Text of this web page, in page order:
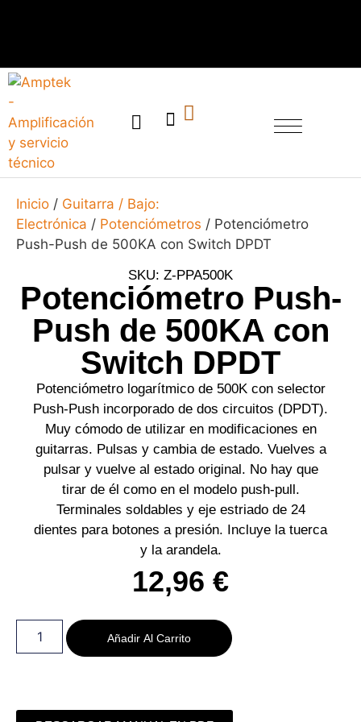
Inicio / Guitarra / Bajo:
Electrónica / Potenciómetros / Potenciómetro
Push-Push de 500KA con Switch DPDT
SKU: Z-PPA500K
Potenciómetro Push-
Push de 500KA con
Switch DPDT
Potenciómetro logarítmico de 500K con selector
Push-Push incorporado de dos circuitos (DPDT).
Muy cómodo de utilizar en modificaciones en
guitarras. Pulsas y cambia de estado. Vuelves a
pulsar y vuelve al estado original. No hay que
tirar de él como en el modelo push-pull.
Terminales soldables y eje estriado de 24
dientes para botones a presión. Incluye la tuerca
y la arandela.
12,96 €
Añadir Al Carrito